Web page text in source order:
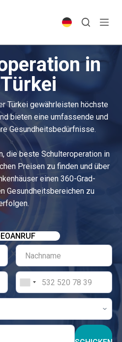
in
Türkei gewährleisten höchste
bieten eine umfassende und
Gesundheitsbedürfnisse.
die beste Schulteroperation in
Preisen zu finden und über
einen 360-Grad-
Gesundheitsbereichen zu